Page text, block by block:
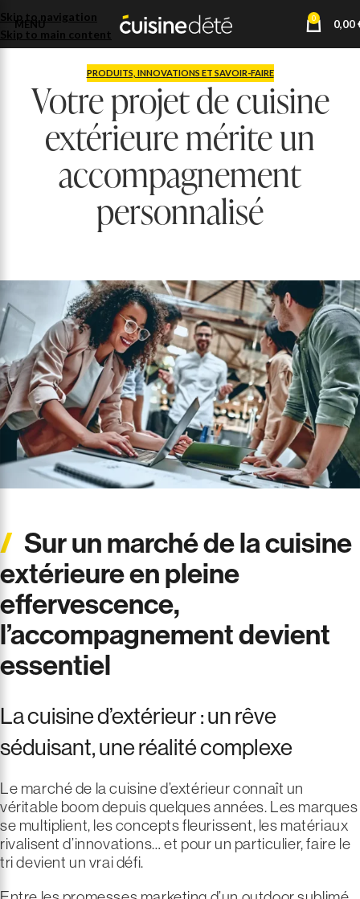
Skip to navigation
Skip to main content
MENU 0 0,00
PRODUITS, INNOVATIONS ET SAVOIR-FAIRE
Votre projet de cuisine
extérieure mérite un
accompagnement
personnalisé
Sur un marché de la cuisine
extérieure en pleine
effervescence,
l’accompagnement devient
essentiel
La cuisine d’extérieur : un rêve
séduisant, une réalité complexe
Le marché de la cuisine d’extérieur connaît un
véritable boom depuis quelques années. Les marques
se multiplient, les concepts fleurissent, les matériaux
rivalisent d’innovations… et pour un particulier, faire le
tri devient un vrai défi.